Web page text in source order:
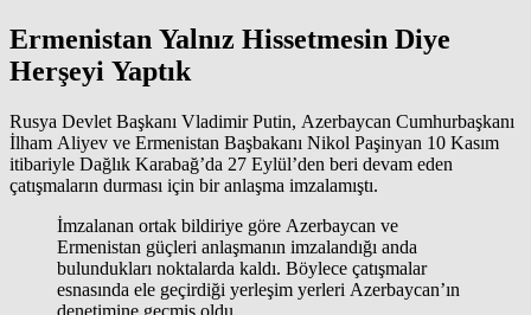
Ermenistan Yalnız Hissetmesin Diye
Herşeyi Yaptık
Rusya Devlet Başkanı Vladimir Putin, Azerbaycan Cumhurbaşkanı
İlham Aliyev ve Ermenistan Başbakanı Nikol Paşinyan 10 Kasım
itibariyle Dağlık Karabağ’da 27 Eylül’den beri devam eden
çatışmaların durması için bir anlaşma imzalamıştı.
İmzalanan ortak bildiriye göre Azerbaycan ve
Ermenistan güçleri anlaşmanın imzalandığı anda
bulundukları noktalarda kaldı. Böylece çatışmalar
esnasında ele geçirdiği yerleşim yerleri Azerbaycan’ın
denetimine geçmiş oldu.